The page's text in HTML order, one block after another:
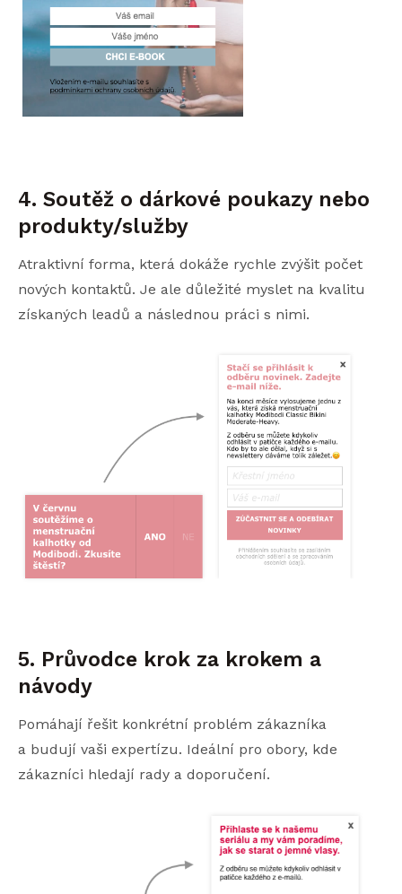
4. Soutěž o dárkové poukazy nebo
produkty/služby
Atraktivní forma, která dokáže rychle zvýšit počet
nových kontaktů. Je ale důležité myslet na kvalitu
získaných leadů a následnou práci s nimi.
5. Průvodce krok za krokem a
návody
Pomáhají řešit konkrétní problém zákazníka
a budují vaši expertízu. Ideální pro obory, kde
zákazníci hledají rady a doporučení.